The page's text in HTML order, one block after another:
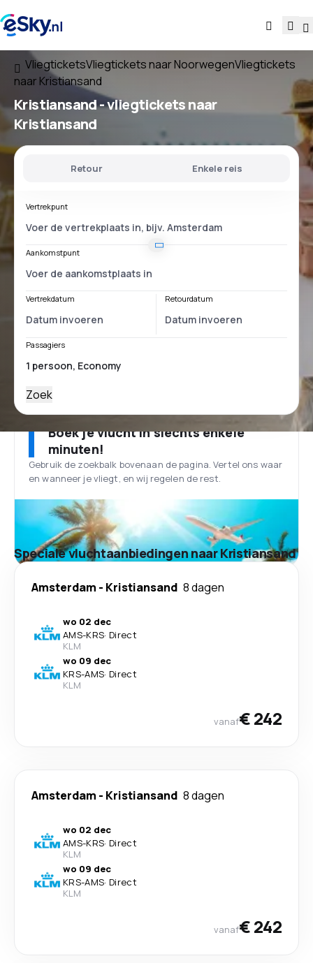
VliegticketsVliegtickets naar NoorwegenVliegtickets
naar Kristiansand
Kristiansand - vliegtickets naar
Kristiansand
Retour Enkele reis
Vertrekpunt
Aankomstpunt
Vertrekdatum Retourdatum
Passagiers
Zoek
Boek je vlucht in slechts enkele
minuten!
Gebruik de zoekbalk bovenaan de pagina. Vertel ons waar
en wanneer je vliegt, en wij regelen de rest.
Speciale vluchtaanbiedingen naar Kristiansand
Amsterdam - Kristiansand 8 dagen
wo 02 dec
AMS-KRS· Direct
KLM
wo 09 dec
KRS-AMS· Direct
KLM
vanaf€ 242
Amsterdam - Kristiansand 8 dagen
wo 02 dec
AMS-KRS· Direct
KLM
wo 09 dec
KRS-AMS· Direct
KLM
vanaf€ 242